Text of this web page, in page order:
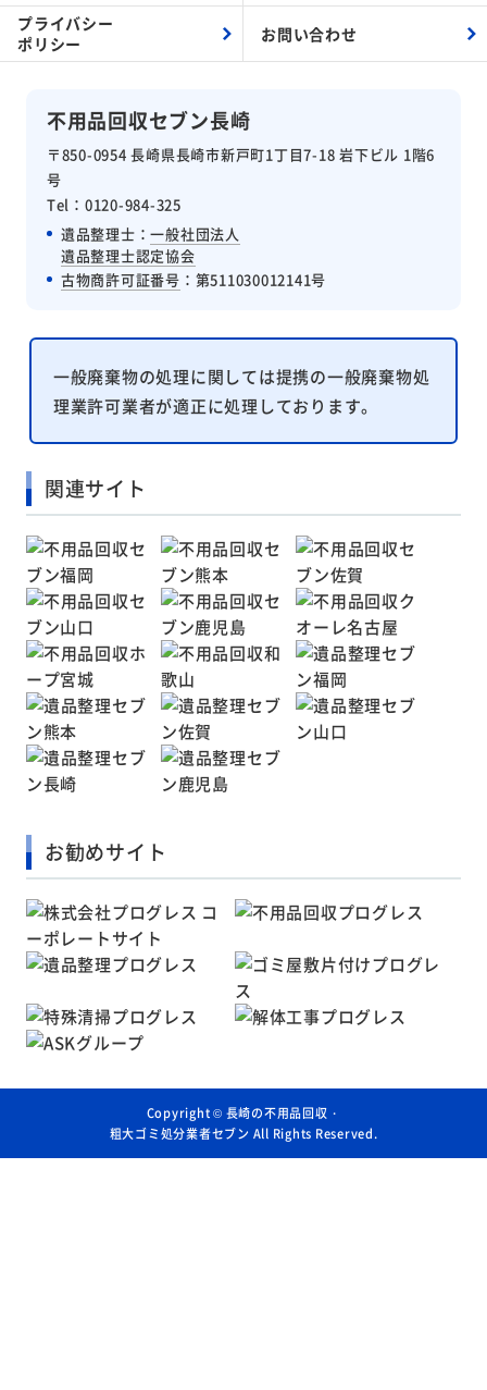
不用品回収セブン長崎
〒850-0954 長崎県長崎市新戸町1丁目7-18 岩下ビル 1階6
号
Tel：0120-984-325
遺品整理士：一般社団法人
遺品整理士認定協会
古物商許可証番号 ：第511030012141号
プライバシー
ポリシー
お問い合わせ
一般廃棄物の処理に関しては提携の一般廃棄物処
理業許可業者が適正に処理しております。
関連サイト
お勧めサイト
Copyright © 長崎の不用品回収・
粗大ゴミ処分業者セブン All Rights Reserved.